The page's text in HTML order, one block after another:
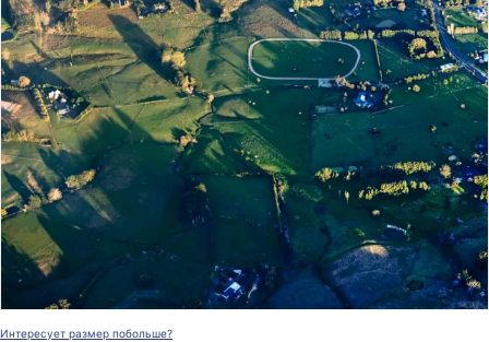
Интересует размер побольше?